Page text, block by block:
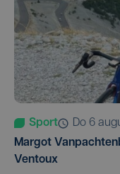
Sport
do 6
Margot
Ventoux